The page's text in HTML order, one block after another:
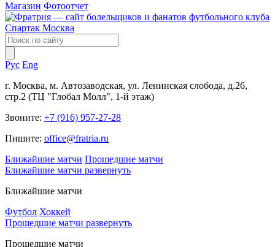
Магазин Фотоотчет
Рус Eng
г. Москва, м. Автозаводская, ул. Ленинская слобода, д.26,
стр.2 (ТЦ "Глобал Молл", 1-й этаж)
Звоните: +7 (916) 957-27-28
Пишите: office@fratria.ru
Ближайшие матчи Прошедшие матчи
Ближайшие матчи развернуть
Ближайшие матчи
Футбол Хоккей
Прошедшие матчи развернуть
Прошедшие матчи